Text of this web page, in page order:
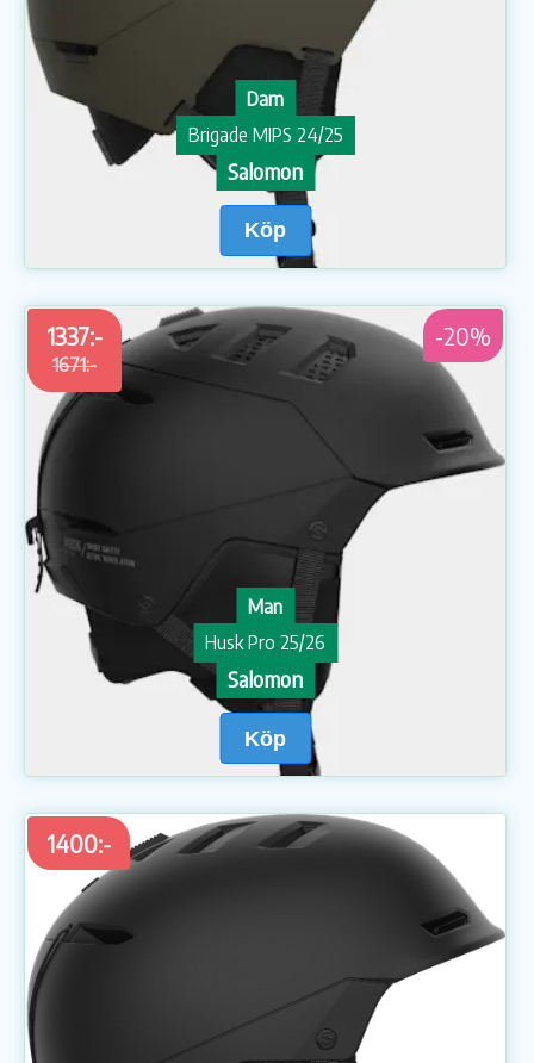
Dam
Brigade MIPS 24/25
Salomon
Köp
1337:-
1671:-
-20%
Man
Husk Pro 25/26
Salomon
Köp
1400:-